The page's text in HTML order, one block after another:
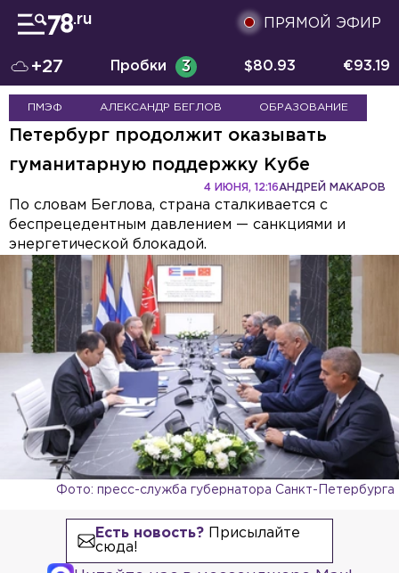
ПРЯМОЙ ЭФИР
+27 Пробки 3 $80.93 €93.19
ПМЭФ АЛЕКСАНДР БЕГЛОВ ОБРАЗОВАНИЕ
Петербург продолжит оказывать
гуманитарную поддержку Кубе
АНДРЕЙ МАКАРОВ
4 ИЮНЯ, 12:16
По словам Беглова, страна сталкивается с
беспрецедентным давлением — санкциями и
энергетической блокадой.
Фото: пресс-служба губернатора Санкт-Петербурга
Есть новость?Присылайте
сюда!